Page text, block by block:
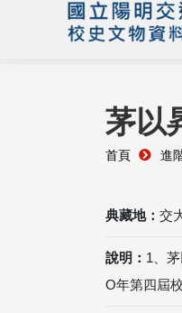
茅以
首頁 進
典藏地： 交
說明： 1、
O年第四屆